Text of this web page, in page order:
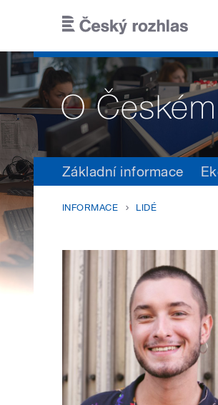
Základní informace
INFORMACE LIDÉ